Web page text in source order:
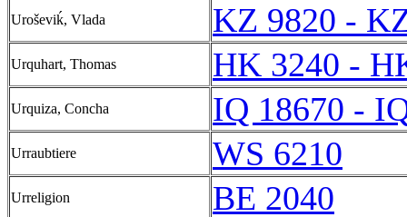
Uroševiḱ, Vlada KZ 9820 -
Urquhart, Thomas HK 3240 -
Urquiza, Concha IQ 18670 -
Urraubtiere WS 6210
Urreligion BE 2040